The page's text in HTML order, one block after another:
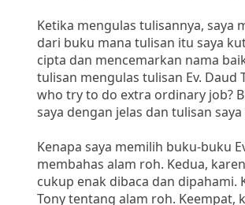
Ketika mengulas tulisannya, saya
dari buku mana tulisan itu saya
cipta dan mencemarkan nama
tulisan mengulas tulisan Ev. Daud
who try to do extra ordinary job?
saya dengan jelas dan tulisan
Kenapa saya memilih buku-buku
membahas alam roh. Kedua,
cukup enak dibaca dan dipahami.
Tony tentang alam roh. Keempat,